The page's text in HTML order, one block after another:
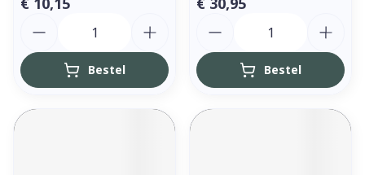
Bestel Bestel